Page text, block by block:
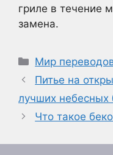
гриле в течение
замена.
Рубрики
Мир
Питье на
лучших небесных
Что такое